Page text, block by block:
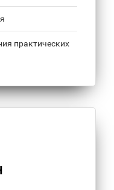
практических